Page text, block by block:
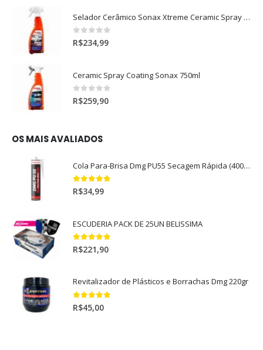
Selador Cerâmico Sonax Xtreme Ceramic Spray + Seal (750ml)
0out of 5
R$234,99
Ceramic Spray Coating Sonax 750ml
0out of 5
R$259,90
OS MAIS AVALIADOS
Cola Para-Brisa Dmg PU55 Secagem Rápida (400gr)
5.00out of 5
R$34,99
ESCUDERIA PACK DE 25UN BELISSIMA
5.00out of 5
R$221,90
Revitalizador de Plásticos e Borrachas Dmg 220gr
5.00out of 5
R$45,00